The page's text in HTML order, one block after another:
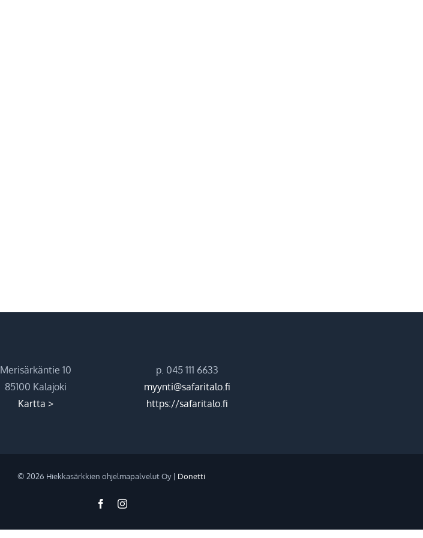
Merisärkäntie 10
85100 Kalajoki
Kartta >
p. 045 111 6633
myynti@safaritalo.fi
https://safaritalo.fi
© 2026 Hiekkasärkkien ohjelmapalvelut Oy | Donetti
FacebookInstagram